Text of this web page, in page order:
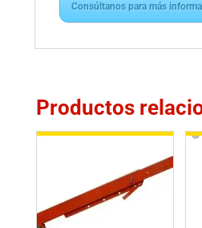
Consúltanos para más
Productos